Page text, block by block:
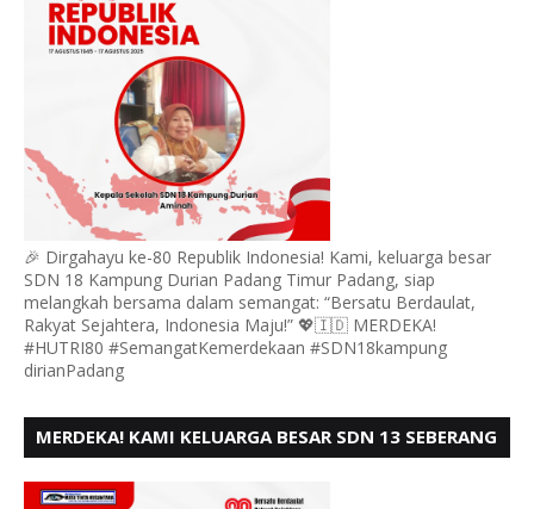
🎉 Dirgahayu ke-80 Republik Indonesia! Kami, keluarga besar
SDN 18 Kampung Durian Padang Timur Padang, siap
melangkah bersama dalam semangat: “Bersatu Berdaulat,
Rakyat Sejahtera, Indonesia Maju!” 💖🇮🇩 MERDEKA!
#HUTRI80 #SemangatKemerdekaan #SDN18kampung
dirianPadang
MERDEKA! KAMI KELUARGA BESAR SDN 13 SEBERANG